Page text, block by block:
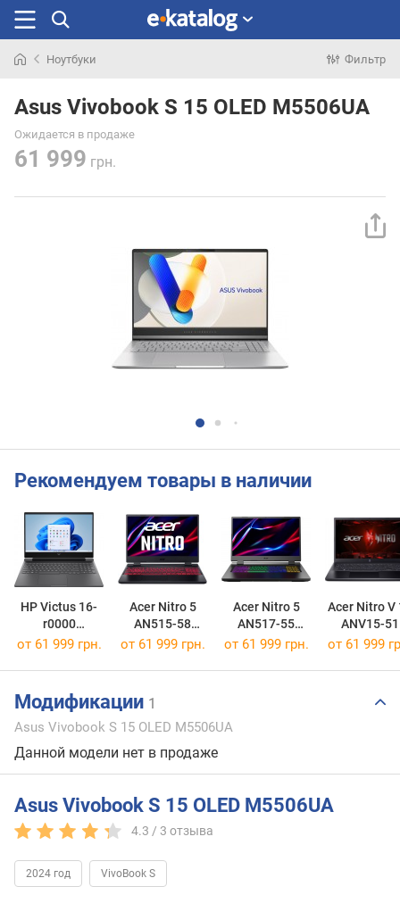
раньше
Ноутбуки Фильтр
Asus Vivobook S 15 OLED M5506UA
Ожидается в продаже
61 999 грн.
Рекомендуем товары в наличии
HP Victus 16-
r0000
[16-r0021ua]
Acer Nitro 5
AN515-58
[AN515-58-781P]
Acer Nitro 5
AN517-55
[AN517-55-70M5]
Acer Nitro V
ANV15-51
[ANV15-51-
от 61 999 грн. от 61 999 грн. от 61 999 грн. от 61 999
Модификации 1
Asus Vivobook S 15 OLED M5506UA
Данной модели нет в продаже
Asus Vivobook S 15 OLED M5506UA
4.3 / 3 отзыва
2024 год VivoBook S